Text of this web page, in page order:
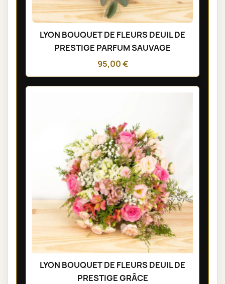
LYON BOUQUET DE FLEURS DEUIL DE
PRESTIGE PARFUM SAUVAGE
95,00 €
LYON BOUQUET DE FLEURS DEUIL DE
PRESTIGE GRÂCE